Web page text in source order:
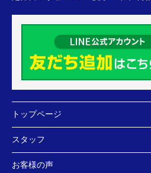
トップページ
スタッフ
お客様の声